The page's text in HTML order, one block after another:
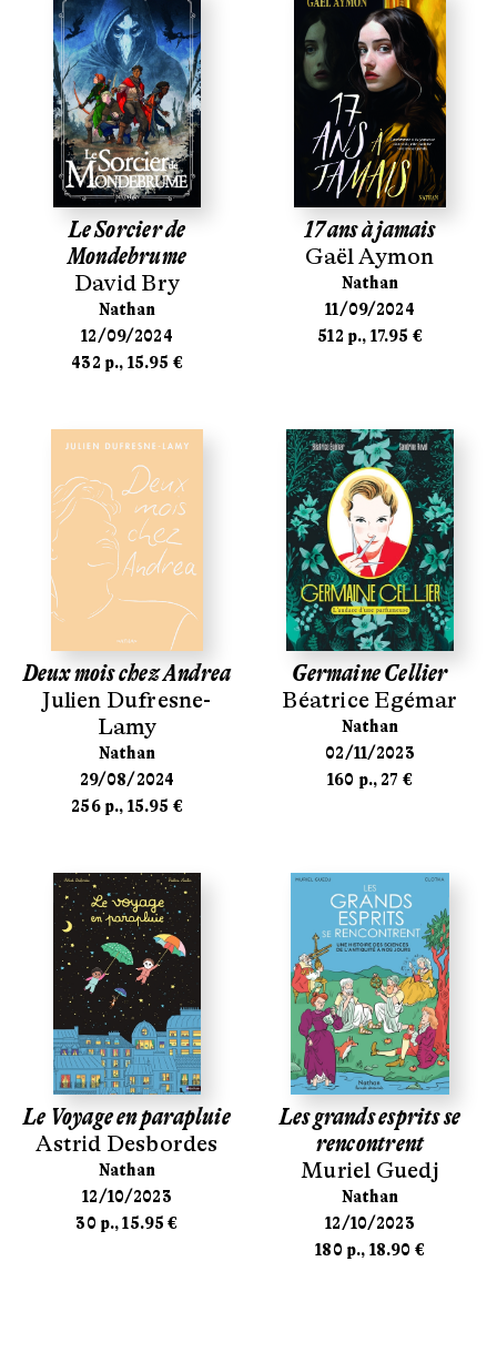
Le Sorcier de
Mondebrume
David Bry
Nathan
12/09/2024
432 p., 15.95 €
17 ans à jamais
Gaël Aymon
Nathan
11/09/2024
512 p., 17.95 €
Deux mois chez Andrea
Julien Dufresne-
Lamy
Nathan
29/08/2024
256 p., 15.95 €
Germaine Cellier
Béatrice Egémar
Nathan
02/11/2023
160 p., 27 €
Le Voyage en parapluie
Astrid Desbordes
Nathan
12/10/2023
30 p., 15.95 €
Les grands esprits se
rencontrent
Muriel Guedj
Nathan
12/10/2023
180 p., 18.90 €